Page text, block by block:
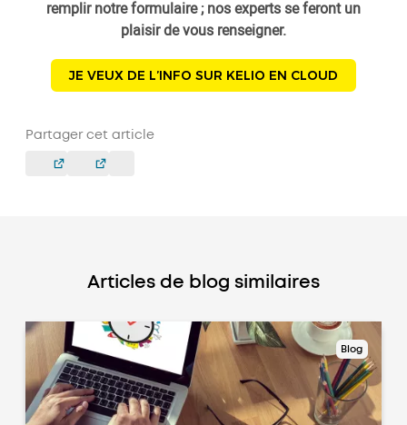
remplir notre formulaire ; nos experts se feront un
plaisir de vous renseigner.
JE VEUX DE L’INFO SUR KELIO EN CLOUD
Partager cet article
Articles de blog similaires
Blog